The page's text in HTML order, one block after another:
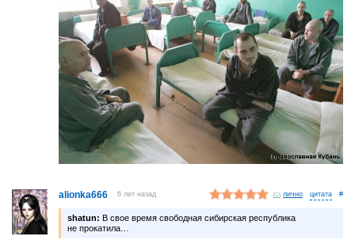
alionka666 6 лет назад лично #
shatun: В свое время свободная сибирская республика
не прокатила…